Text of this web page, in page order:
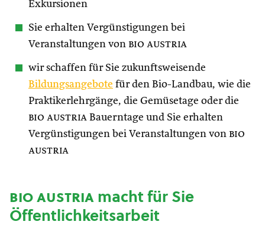
Exkursionen
Sie erhalten Vergünstigungen bei
Veranstaltungen von bio austria
wir schaffen für Sie zukunftsweisende
Bildungsangebote für den Bio-Landbau, wie die
Praktikerlehrgänge, die Gemüsetage oder die
bio austria Bauerntage und Sie erhalten
Vergünstigungen bei Veranstaltungen von bio
austria
bio austriamacht für Sie
Öffentlichkeitsarbeit